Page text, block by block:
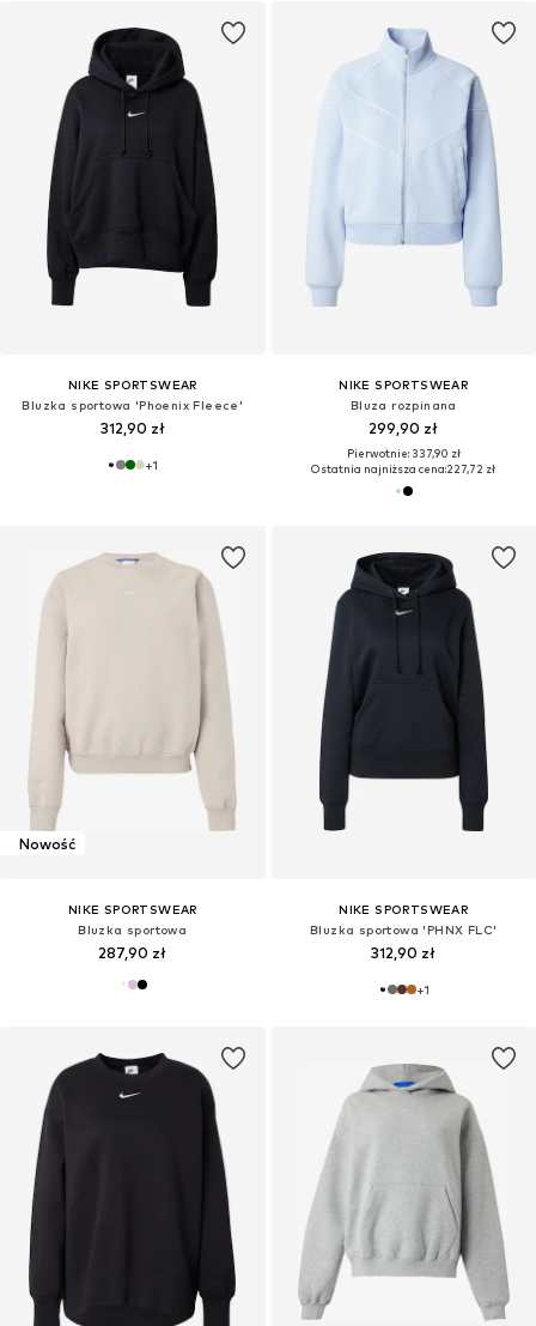
NIKE SPORTSWEAR
Bluzka sportowa 'Phoenix Fleece'
312,90 zł
+1
NIKE SPORTSWEAR
Bluza rozpinana
299,90 zł
Pierwotnie: 337,90 zł
Ostatnia najniższa cena:227,72 zł
Nowość
NIKE SPORTSWEAR
Bluzka sportowa
287,90 zł
NIKE SPORTSWEAR
Bluzka sportowa 'PHNX FLC'
312,90 zł
+1